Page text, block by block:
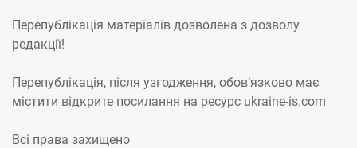
Перепублікація матеріалів дозволена з дозволу
редакції!
Перепублікація, після узгодження, обов’язково має
містити відкрите посилання на ресурс ukraine-is.com
Всі права захищено